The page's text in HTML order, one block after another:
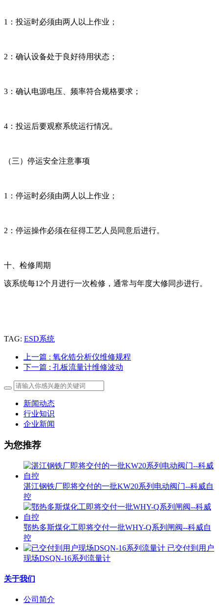
1：投运时必须由两人以上作业；
2：确认设备处于良好待用状态；
3：确认电源电压、频率符合规格要求；
4：投运后要观察系统运行情况。
（三）停运安全注意事项
1：停运时必须由两人以上作业；
2：停运操作必须在征得工艺人员同意后进行。
十、检修周期
该系统每12个月进行一次检修，通常与年度大修同步进行。
TAG: ESD系统
上一篇 : 氧化锆分析仪维修规程
下一篇 : 孔板流量计维修波动
新闻动态
行业知识
企业新闻
为您推荐
湛江钢铁厂即将交付的一批KW20系列电动阀门--科威自
控
鄂热多斯煤化工即将交付一批WHY-Q系列闸阀--科威自
控
已交付到用户
现场DSQN-16系列流量计
关于我们
公司简介